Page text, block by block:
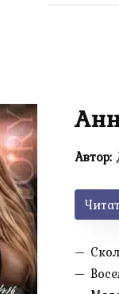
Автор:
—
—